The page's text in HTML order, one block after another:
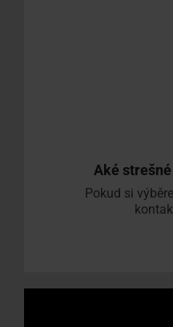
Aké
Pokud si